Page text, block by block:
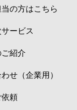
の方はこちら
ービス
紹介
せ（企業用）
頼